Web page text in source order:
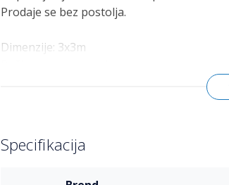
Prodaje se bez postolja.
Dimenzije: 3x3m
Specifikacija